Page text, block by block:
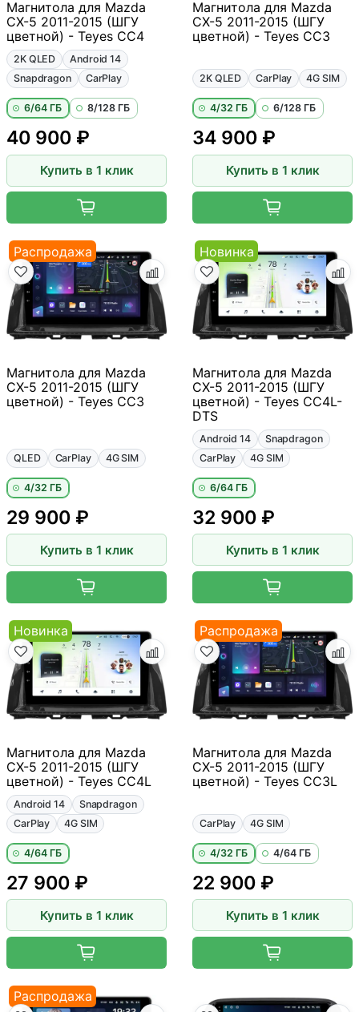
Магнитола для Mazda
CX-5 2011-2015 (ШГУ
цветной) - Teyes CC4
2K QLED
Android 14
Snapdragon
CarPlay
6/64 ГБ 8/128 ГБ
40 900 ₽
Купить в 1 клик
Магнитола для Mazda
CX-5 2011-2015 (ШГУ
цветной) - Teyes CC3
2K QLED CarPlay 4G SIM
4/32 ГБ 6/128 ГБ
34 900 ₽
Купить в 1 клик
Распродажа
Магнитола для Mazda
CX-5 2011-2015 (ШГУ
цветной) - Teyes CC3
QLED CarPlay 4G SIM
4/32 ГБ
29 900 ₽
Купить в 1 клик
Новинка
Магнитола для Mazda
CX-5 2011-2015 (ШГУ
цветной) - Teyes CC4L-
DTS
Android 14
Snapdragon
CarPlay
4G SIM
6/64 ГБ
32 900 ₽
Купить в 1 клик
Новинка
Магнитола для Mazda
CX-5 2011-2015 (ШГУ
цветной) - Teyes CC4L
Android 14
Snapdragon
CarPlay
4G SIM
4/64 ГБ
27 900 ₽
Купить в 1 клик
Распродажа
Магнитола для Mazda
CX-5 2011-2015 (ШГУ
цветной) - Teyes CC3L
CarPlay 4G SIM
4/32 ГБ 4/64 ГБ
22 900 ₽
Купить в 1 клик
Распродажа